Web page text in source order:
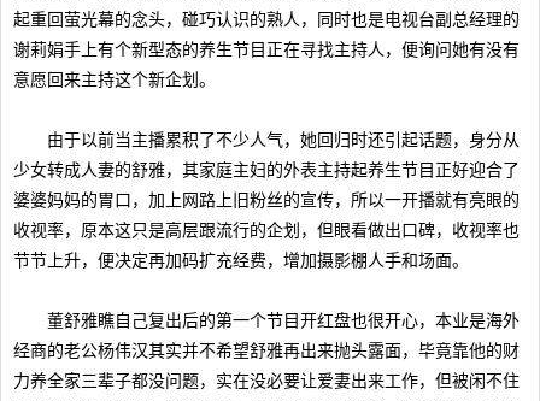
起重回萤光幕的念头，碰巧认识的熟人，同时也是电视台副总经理的
谢莉娟手上有个新型态的养生节目正在寻找主持人，便询问她有没有
意愿回来主持这个新企划。
由于以前当主播累积了不少人气，她回归时还引起话题，身分从
少女转成人妻的舒雅，其家庭主妇的外表主持起养生节目正好迎合了
婆婆妈妈的胃口，加上网路上旧粉丝的宣传，所以一开播就有亮眼的
收视率，原本这只是高层跟流行的企划，但眼看做出口碑，收视率也
节节上升，便决定再加码扩充经费，增加摄影棚人手和场面。
董舒雅瞧自己复出后的第一个节目开红盘也很开心，本业是海外
经商的老公杨伟汉其实并不希望舒雅再出来抛头露面，毕竟靠他的财
力养全家三辈子都没问题，实在没必要让爱妻出来工作，但被闲不住